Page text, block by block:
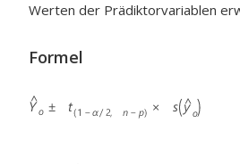
Werten der Prädiktorvariablen
Formel